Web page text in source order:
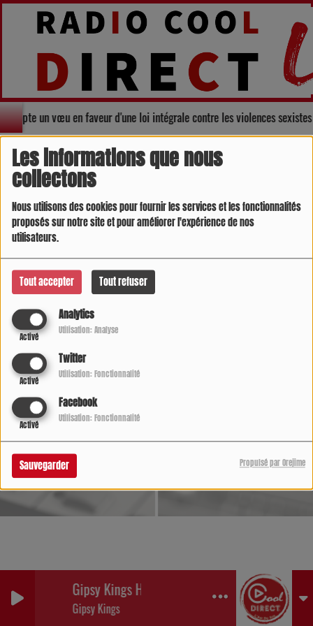
Les informations que nous
collectons
Nous utilisons des cookies pour fournir les services et les fonctionnalités
proposés sur notre site et pour améliorer l'expérience de nos
utilisateurs.
Tout accepter Tout refuser
Analytics
Activé
Utilisation: Analyse
Twitter
Activé
Utilisation: Fonctionnalité
Facebook
Activé
Utilisation: Fonctionnalité
Sauvegarder Propulsé par Orejime
Gipsy Kings Hit Mix '99 (Radio Mix)
Gipsy Kings
adopte un vœu en faveur d'une loi intégrale contre les violences
SPORTS